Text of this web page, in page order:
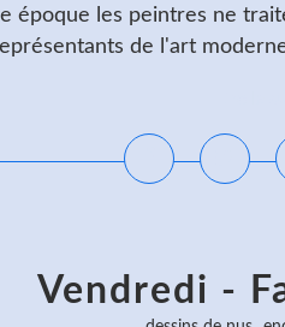
époque les peintres ne
de l'art
Vendredi -